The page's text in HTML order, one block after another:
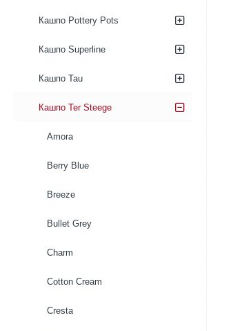
Кашпо Pottery Pots
Кашпо Superline
Кашпо Tau
Кашпо Ter Steege
Amora
Berry Blue
Breeze
Bullet Grey
Charm
Cotton Cream
Cresta